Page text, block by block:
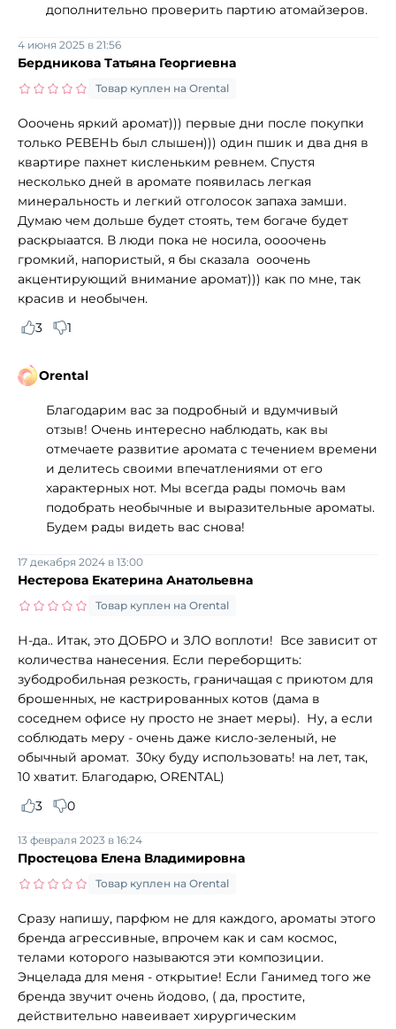
дополнительно проверить партию атомайзеров.
Бердникова Татьяна Георгиевна
4 июня 2025 в 21:56
Товар куплен на Orental
Ооочень яркий аромат))) первые дни после покупки
только РЕВЕНЬ был слышен))) один пшик и два дня в
квартире пахнет кисленьким ревнем. Спустя
несколько дней в аромате появилась легкая
минеральность и легкий отголосок запаха замши.
Думаю чем дольше будет стоять, тем богаче будет
раскрыаатся. В люди пока не носила, оооочень
громкий, напористый, я бы сказала ооочень
акцентирующий внимание аромат))) как по мне, так
красив и необычен.
3
1
Orental
Благодарим вас за подробный и вдумчивый
отзыв! Очень интересно наблюдать, как вы
отмечаете развитие аромата с течением времени
и делитесь своими впечатлениями от его
характерных нот. Мы всегда рады помочь вам
подобрать необычные и выразительные ароматы.
Будем рады видеть вас снова!
Нестерова Екатерина Анатольевна
17 декабря 2024 в 13:00
Товар куплен на Orental
Н-да.. Итак, это ДОБРО и ЗЛО воплоти! Все зависит от
количества нанесения. Если переборщить:
зубодробильная резкость, граничащая с приютом для
брошенных, не кастрированных котов (дама в
соседнем офисе ну просто не знает меры). Ну, а если
соблюдать меру - очень даже кисло-зеленый, не
обычный аромат. 30ку буду использовать! на лет, так,
10 хватит. Благодарю, ORENTAL)
3
0
Простецова Елена Владимировна
13 февраля 2023 в 16:24
Товар куплен на Orental
Сразу напишу, парфюм не для каждого, ароматы этого
бренда агрессивные, впрочем как и сам космос,
телами которого называются эти композиции.
Энцелада для меня - открытие! Если Ганимед того же
бренда звучит очень йодово, ( да, простите,
действительно навеивает хирургическим